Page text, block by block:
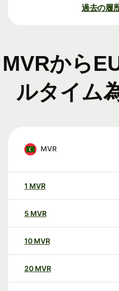
過去の履
MVRから
ルタイム
MVR
1 MVR
5 MVR
10 MVR
20 MVR